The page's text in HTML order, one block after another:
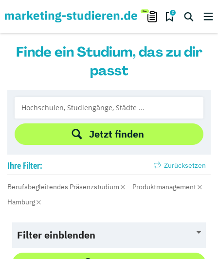
0
Finde ein Studium, das zu dir
passt
Jetzt finden
Ihre Filter: Zurücksetzen
Berufsbegleitendes Präsenzstudium
Produktmanagement
Hamburg
Filter einblenden